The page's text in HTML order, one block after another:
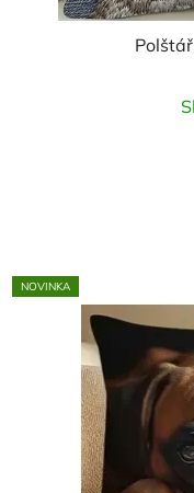
NOVINKA